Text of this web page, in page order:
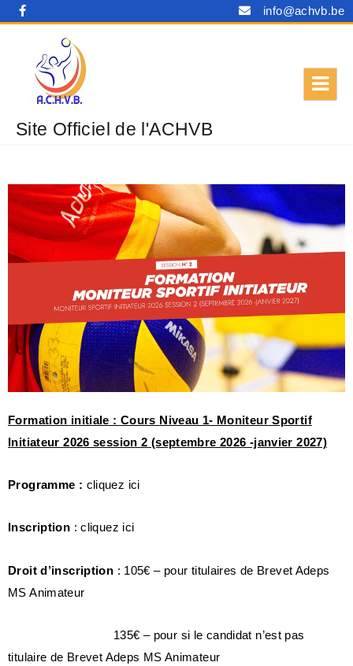
info@achvb.be
Site Officiel de l'ACHVB
Formation initiale : Cours Niveau 1- Moniteur Sportif
Initiateur 2026 session 2 (septembre 2026 -janvier 2027)
Programme : cliquez ici
Inscription : cliquez ici
Droit d’inscription : 105€ – pour titulaires de Brevet Adeps
MS Animateur
135€ – pour si le candidat n’est pas
titulaire de Brevet Adeps MS Animateur